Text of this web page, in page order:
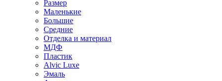
Размер
Маленькие
Большие
Средние
Отделка и материал
МДФ
Пластик
Alvic Luxe
Эмаль